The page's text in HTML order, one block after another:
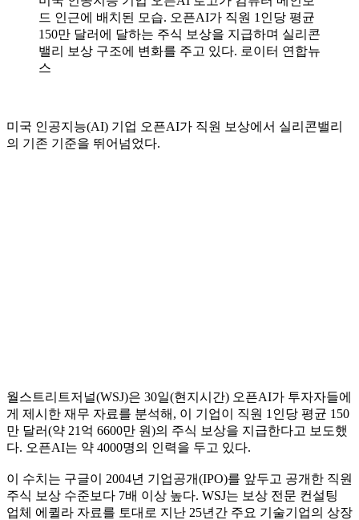
드 인근에 배치된 모습. 오픈AI가 직원 1인당 평균
150만 달러에 달하는 주식 보상을 지급하며 실리콘
밸리 보상 구조에 변화를 주고 있다. 로이터 연합뉴
스
미국 인공지능(AI) 기업 오픈AI가 직원 보상에서 실리콘밸리
의 기존 기준을 뛰어넘었다.
월스트리트저널(WSJ)은 30일(현지시간) 오픈AI가 투자자들에
게 제시한 재무 자료를 분석해, 이 기업이 직원 1인당 평균 150
만 달러(약 21억 6600만 원)의 주식 보상을 지급한다고 보도했
다. 오픈AI는 약 4000명의 인력을 두고 있다.
이 수치는 구글이 2004년 기업공개(IPO)를 앞두고 공개한 직원
주식 보상 수준보다 7배 이상 높다. WSJ는 보상 전문 컨설팅
업체 에퀼라 자료를 토대로 지난 25년간 주요 기술기업의 상장